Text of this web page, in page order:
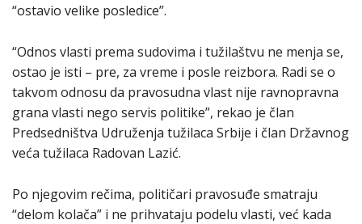
“ostavio velike posledice”.
“Odnos vlasti prema sudovima i tužilaštvu ne menja se,
ostao je isti – pre, za vreme i posle reizbora. Radi se o
takvom odnosu da pravosudna vlast nije ravnopravna
grana vlasti nego servis politike”, rekao je član
Predsedništva Udruženja tužilaca Srbije i član Državnog
veća tužilaca Radovan Lazić.
Po njegovim rečima, političari pravosuđe smatraju
“delom kolača” i ne prihvataju podelu vlasti, već kada